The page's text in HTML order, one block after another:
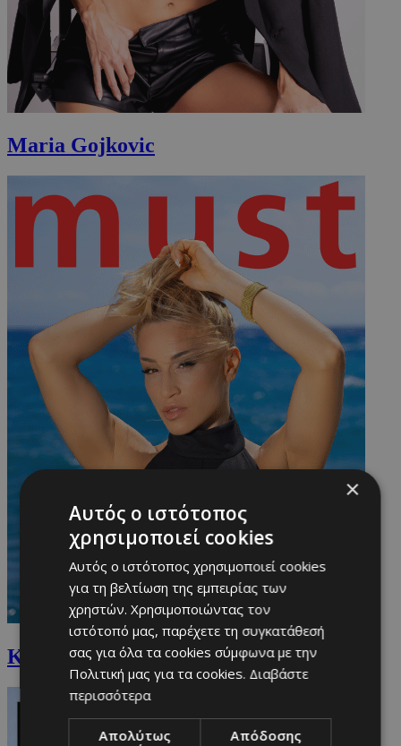
Maria Gojkovic
Καρολίνα Πελενδρίτου
×
Αυτός ο ιστότοπος
χρησιμοποιεί cookies
Αυτός ο ιστότοπος χρησιμοποιεί cookies
για τη βελτίωση της εμπειρίας των
χρηστών. Χρησιμοποιώντας τον
ιστότοπό μας, παρέχετε τη συγκατάθεσή
σας για όλα τα cookies σύμφωνα με την
Πολιτική μας για τα cookies. Διαβάστε
περισσότερα
Απολύτως
Απόδοσης